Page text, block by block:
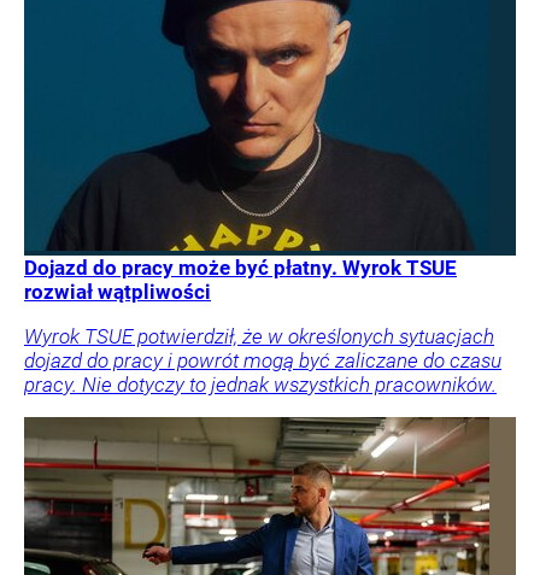
Dojazd do pracy może być płatny. Wyrok TSUE
rozwiał wątpliwości
Wyrok TSUE potwierdził, że w określonych sytuacjach
dojazd do pracy i powrót mogą być zaliczane do czasu
pracy. Nie dotyczy to jednak wszystkich pracowników.